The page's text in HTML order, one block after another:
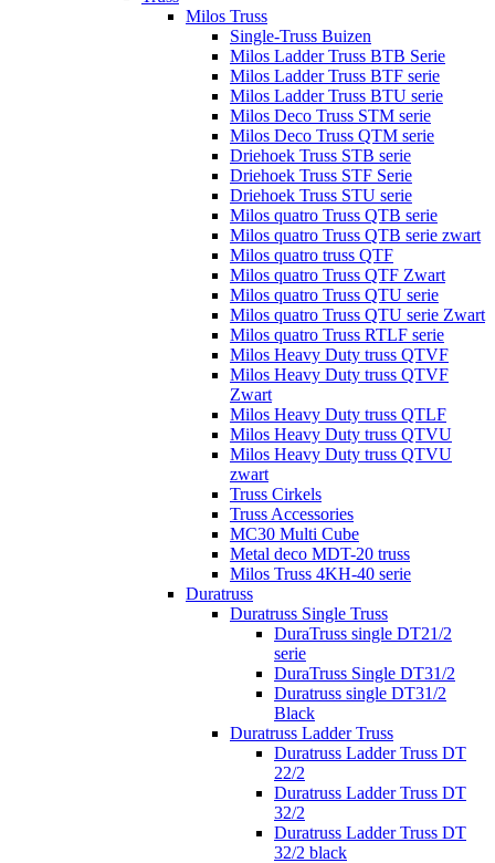
Milos Truss
Single-Truss Buizen
Milos Ladder Truss BTB Serie
Milos Ladder Truss BTF serie
Milos Ladder Truss BTU serie
Milos Deco Truss STM serie
Milos Deco Truss QTM serie
Driehoek Truss STB serie
Driehoek Truss STF Serie
Driehoek Truss STU serie
Milos quatro Truss QTB serie
Milos quatro Truss QTB serie zwart
Milos quatro truss QTF
Milos quatro Truss QTF Zwart
Milos quatro Truss QTU serie
Milos quatro Truss QTU serie Zwart
Milos quatro Truss RTLF serie
Milos Heavy Duty truss QTVF
Milos Heavy Duty truss QTVF
Zwart
Milos Heavy Duty truss QTLF
Milos Heavy Duty truss QTVU
Milos Heavy Duty truss QTVU
zwart
Truss Cirkels
Truss Accessories
MC30 Multi Cube
Metal deco MDT-20 truss
Milos Truss 4KH-40 serie
Duratruss
Duratruss Single Truss
DuraTruss single DT21/2
serie
DuraTruss Single DT31/2
Duratruss single DT31/2
Black
Duratruss Ladder Truss
Duratruss Ladder Truss DT
22/2
Duratruss Ladder Truss DT
32/2
Duratruss Ladder Truss DT
32/2 black